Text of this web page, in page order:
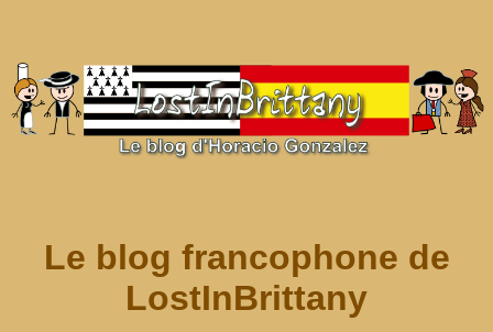
Le blog francophone de
LostInBrittany